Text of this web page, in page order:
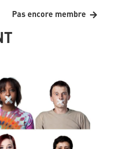
Pas encore membre